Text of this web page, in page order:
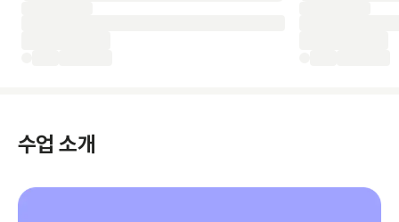
수업 소개